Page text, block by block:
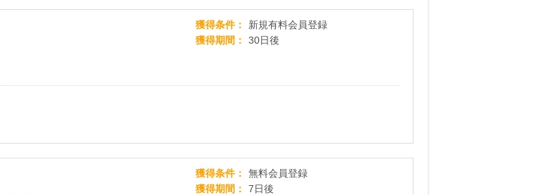
獲得条件
新規有料会員登録
獲得期間
30日後
獲得条件
無料会員登録
獲得期間
7日後